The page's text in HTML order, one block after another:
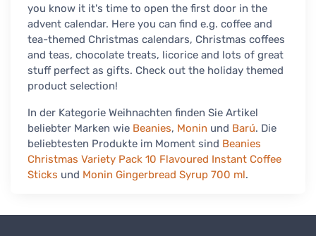
you know it it's time to open the first door in the
advent calendar. Here you can find e.g. coffee and
tea-themed Christmas calendars, Christmas coffees
and teas, chocolate treats, licorice and lots of great
stuff perfect as gifts. Check out the holiday themed
product selection!
In der Kategorie Weihnachten finden Sie Artikel
beliebter Marken wie Beanies, Monin und Barú. Die
beliebtesten Produkte im Moment sind Beanies
Christmas Variety Pack 10 Flavoured Instant Coffee
Sticks und Monin Gingerbread Syrup 700 ml.